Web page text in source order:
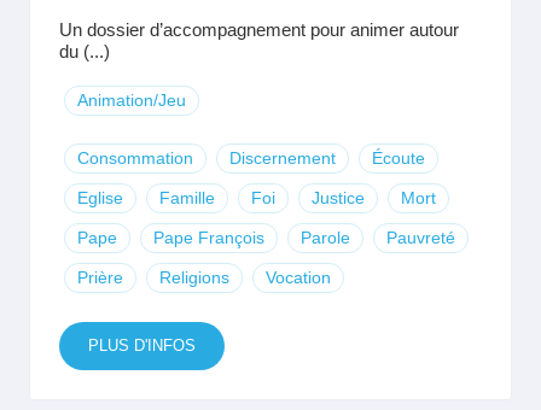
Un dossier d’accompagnement pour animer autour
du (...)
Animation/Jeu
Consommation Discernement Écoute
Eglise Famille Foi Justice Mort
Pape Pape François Parole Pauvreté
Prière Religions Vocation
PLUS D'INFOS